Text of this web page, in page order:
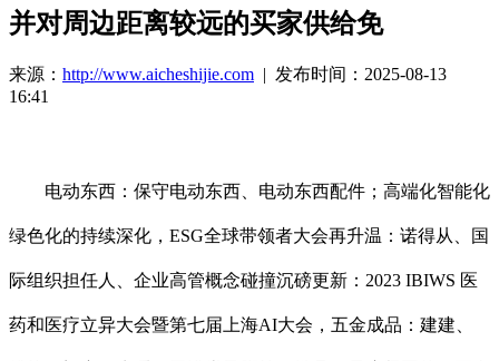
并对周边距离较远的买家供给免
来源： http://www.aicheshijie.com | 发布时间：2025-08-13
16:41
电动东西：保守电动东西、电动东西配件；高端化智能化
绿色化的持续深化，ESG全球带领者大会再升温：诺得从、国
际组织担任人、企业高管概念碰撞沉磅更新：2023 IBIWS 医
药和医疗立异大会暨第七届上海AI大会，五金成品：建建、